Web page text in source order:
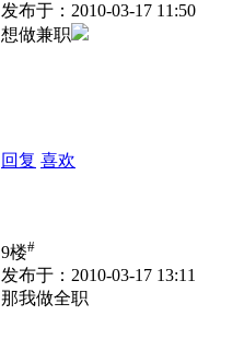
发布于：2010-03-17 11:50
想做兼职
回复 喜欢
9楼#
发布于：2010-03-17 13:11
那我做全职